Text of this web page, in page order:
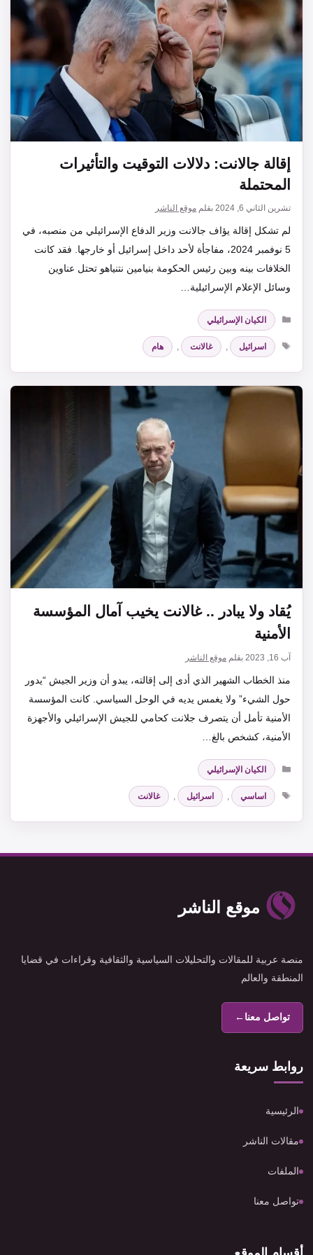
إقالة جالانت: دلالات التوقيت والتأثيرات
المحتملة
تشرين الثاني 6, 2024 بقلم موقع الناشر
لم تشكل إقالة يؤاف جالانت وزير الدفاع الإسرائيلي من منصبه، في
5 نوفمبر 2024، مفاجأة لأحد داخل إسرائيل أو خارجها. فقد كانت
الخلافات بينه وبين رئيس الحكومة بنيامين نتنياهو تحتل عناوين
وسائل الإعلام الإسرائيلية…
التصنيفات
الكيان الإسرائيلي
الوسوم
اسرائيل غالانت هام
يُقاد ولا يبادر .. غالانت يخيب آمال المؤسسة
الأمنية
آب 16, 2023 بقلم موقع الناشر
منذ الخطاب الشهير الذي أدى إلى إقالته، يبدو أن وزير الجيش “يدور
حول الشيء” ولا يغمس يديه في الوحل السياسي. كانت المؤسسة
الأمنية تأمل أن يتصرف جلانت كحامي للجيش الإسرائيلي والأجهزة
الأمنية، كشخص بالغ…
التصنيفات
الكيان الإسرائيلي
الوسوم
اساسي , اسرائيل , غالانت
موقع الناشر
منصة عربية للمقالات والتحليلات السياسية والثقافية وقراءات في قضايا
المنطقة والعالم
تواصل معنا←
روابط سريعة
الرئيسية
مقالات الناشر
الملفات
تواصل معنا